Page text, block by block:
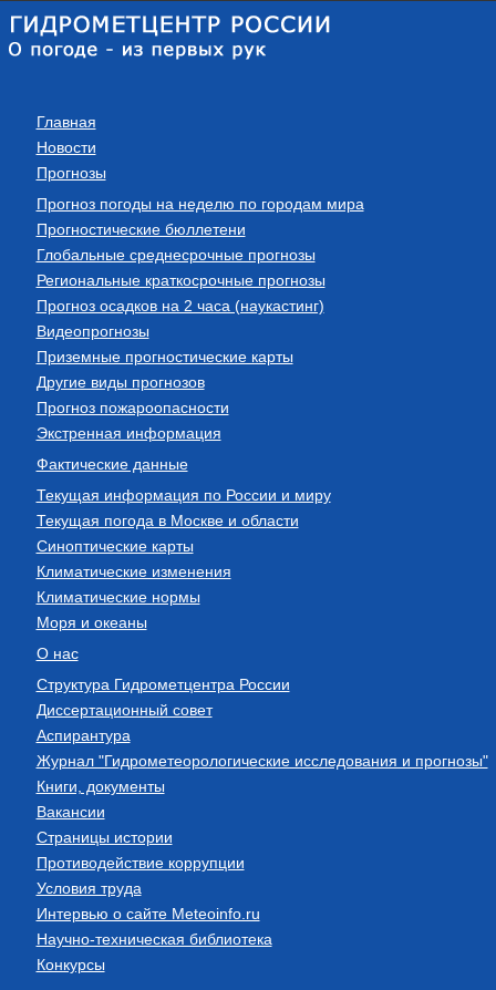
Главная
Новости
Прогнозы
Прогноз погоды на неделю по городам мира
Прогностические бюллетени
Глобальные среднесрочные прогнозы
Региональные краткосрочные прогнозы
Прогноз осадков на 2 часа (наукастинг)
Видеопрогнозы
Приземные прогностические карты
Другие виды прогнозов
Прогноз пожароопасности
Экстренная информация
Фактические данные
Текущая информация по России и миру
Текущая погода в Москве и области
Синоптические карты
Климатические изменения
Климатические нормы
Моря и океаны
О нас
Структура Гидрометцентра России
Диссертационный совет
Аспирантура
Журнал "Гидрометеорологические исследования и прогнозы"
Книги, документы
Вакансии
Страницы истории
Противодействие коррупции
Условия труда
Интервью о сайте Meteoinfo.ru
Научно-техническая библиотека
Конкурсы